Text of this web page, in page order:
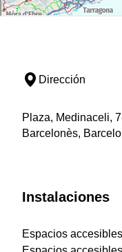
Dirección
Plaza, Medinaceli,
Barcelonès,
Instalaciones
Espacios accesibles